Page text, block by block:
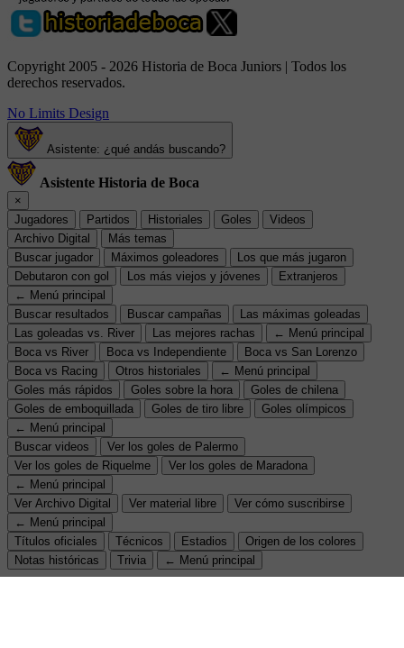
Copyright 2005 - 2026 Historia de Boca Juniors | Todos los
derechos reservados.
No Limits Design
Asistente: ¿qué andás buscando?
Asistente Historia de Boca
×
Jugadores
Partidos Historiales Goles
Videos
Archivo Digital
Más temas
Buscar jugador
Máximos goleadores
Los que más jugaron
Debutaron con gol
Los más viejos y jóvenes
Extranjeros
← Menú principal
Buscar resultados
Buscar campañas
Las máximas goleadas
Las goleadas vs. River
Las mejores rachas
← Menú principal
Boca vs River
Boca vs Independiente
Boca vs San Lorenzo
Boca vs Racing
Otros historiales
← Menú principal
Goles más rápidos
Goles sobre la hora
Goles de chilena
Goles de emboquillada
Goles de tiro libre
Goles olímpicos
← Menú principal
Buscar videos
Ver los goles de Palermo
Ver los goles de Riquelme
Ver los goles de Maradona
← Menú principal
Ver Archivo Digital
Ver material libre
Ver cómo suscribirse
← Menú principal
Títulos oficiales
Técnicos Estadios
Origen de los colores
Notas históricas
Trivia ← Menú principal